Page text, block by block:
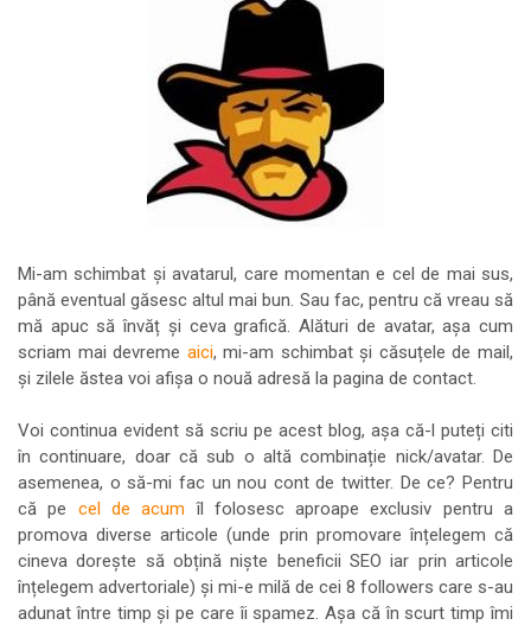
Mi-am schimbat și avatarul, care momentan e cel de mai sus,
până eventual găsesc altul mai bun. Sau fac, pentru că vreau să
mă apuc să învăț și ceva grafică. Alături de avatar, așa cum
scriam mai devreme aici, mi-am schimbat și căsuțele de mail,
și zilele ăstea voi afișa o nouă adresă la pagina de contact.
Voi continua evident să scriu pe acest blog, așa că-l puteți citi
în continuare, doar că sub o altă combinație nick/avatar. De
asemenea, o să-mi fac un nou cont de twitter. De ce? Pentru
că pe cel de acum îl folosesc aproape exclusiv pentru a
promova diverse articole (unde prin promovare înțelegem că
cineva dorește să obțină niște beneficii SEO iar prin articole
înțelegem advertoriale) și mi-e milă de cei 8 followers care s-au
adunat între timp și pe care îi spamez. Așa că în scurt timp îmi